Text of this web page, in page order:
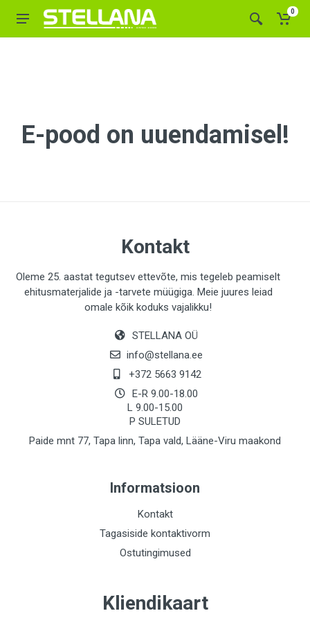
0
E-pood on uuendamisel!
Kontakt
Oleme 25. aastat tegutsev ettevõte, mis tegeleb peamiselt
ehitusmaterjalide ja -tarvete müügiga. Meie juures leiad
omale kõik koduks vajalikku!
STELLANA OÜ
info@stellana.ee
+372 5663 9142
E-R 9.00-18.00
L 9.00-15.00
P SULETUD
Paide mnt 77, Tapa linn, Tapa vald, Lääne-Viru maakond
Informatsioon
Kontakt
Tagasiside kontaktivorm
Ostutingimused
Kliendikaart